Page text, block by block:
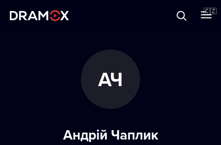
🇨🇿
АЧ
Андрій Чаплик